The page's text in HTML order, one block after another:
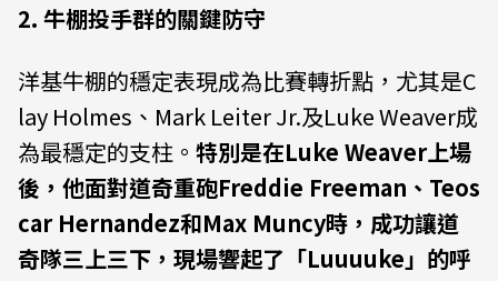
2. 牛棚投手群的關鍵防守
洋基牛棚的穩定表現成為比賽轉折點，尤其是C
lay Holmes、Mark Leiter Jr.及Luke Weaver成
為最穩定的支柱。 特別是在Luke Weaver上場
後，他面對道奇重砲Freddie Freeman、Teos
car Hernandez和Max Muncy時，成功讓道
奇隊三上三下，現場響起了「Luuuuke」的呼